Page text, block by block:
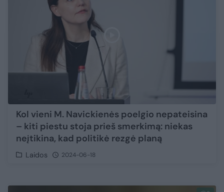
Kol vieni M. Navickienės poelgio nepateisina
– kiti piestu stoja prieš smerkimą: niekas
neįtikina, kad politikė rezgė planą
Laidos 2024-06-18